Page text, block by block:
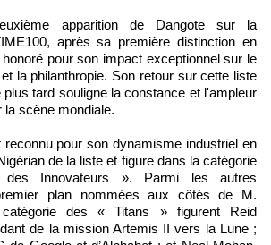
apparition de Dangote sur la
après sa première distinction en
pour son impact exceptionnel sur le
la philanthropie. Son retour sur cette liste
plus tard souligne la constance et l'ampleur
la scène mondiale.
pour son dynamisme industriel en
de la liste et figure dans la catégorie
Innovateurs ». Parmi les autres
plan nommées aux côtés de M.
des « Titans » figurent Reid
de la mission Artemis II vers la Lune ;